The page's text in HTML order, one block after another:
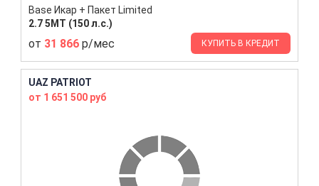
Base Икар + Пакет Limited
2.7 5МТ (150 л.с.)
от 31 866 р/мес КУПИТЬ В КРЕДИТ
UAZ PATRIOT
от 1 651 500 руб